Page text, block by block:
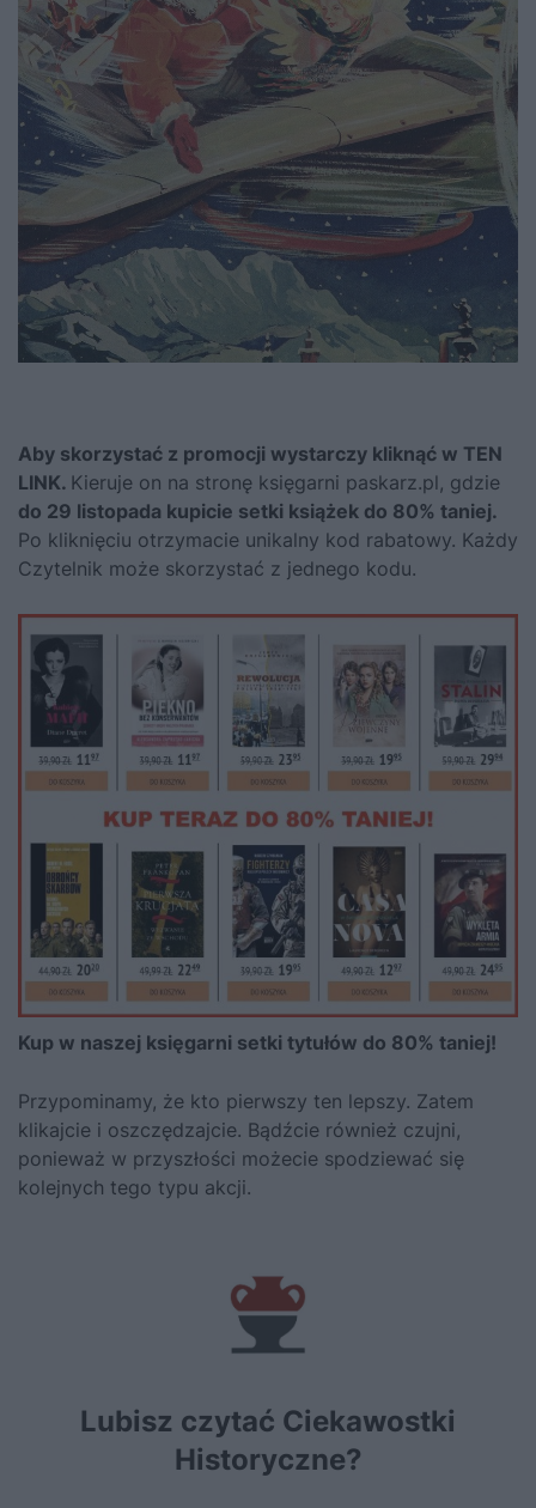
Aby skorzystać z promocji wystarczy kliknąć w TEN
LINK. Kieruje on na stronę księgarni paskarz.pl, gdzie
do 29 listopada kupicie setki książek do 80% taniej.
Po kliknięciu otrzymacie unikalny kod rabatowy. Każdy
Czytelnik może skorzystać z jednego kodu.
Kup w naszej księgarni setki tytułów do 80% taniej!
Przypominamy, że kto pierwszy ten lepszy. Zatem
klikajcie i oszczędzajcie. Bądźcie również czujni,
ponieważ w przyszłości możecie spodziewać się
kolejnych tego typu akcji.